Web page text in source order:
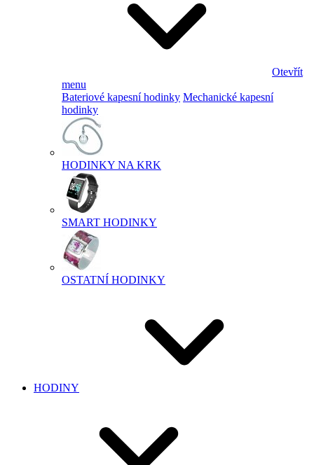
Otevřít
menu
Bateriové kapesní hodinky Mechanické kapesní
hodinky
HODINKY NA KRK
SMART HODINKY
OSTATNÍ HODINKY
HODINY